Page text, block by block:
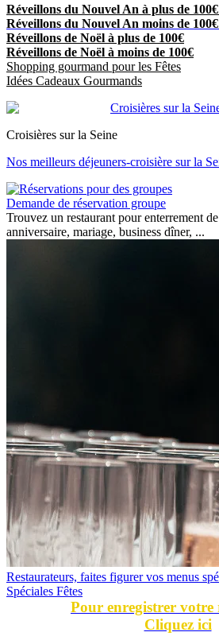
Réveillons du Nouvel An à plus de 100€
Réveillons du Nouvel An moins de 100€
Réveillons de Noël à plus de 100€
Réveillons de Noël à moins de 100€
Shopping gourmand pour les Fêtes
Idées Cadeaux Gourmands
Croisières sur la Seine
Nos meilleurs déjeuners-croisière sur la
Demande de réservation groupe
Trouvez un restaurant pour enterrement
anniversaire, mariage, business dîner, ...
Restaurateurs, faites figurer vos menus
Spéciales Fêtes
Pour enregistrer votre
Cliquez ici